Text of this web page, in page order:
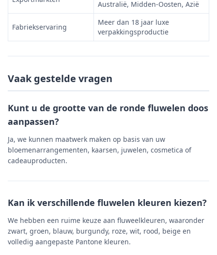
Australië, Midden-Oosten, Azië
Fabriekservaring
Meer dan 18 jaar luxe
verpakkingsproductie
Vaak gestelde vragen
Kunt u de grootte van de ronde fluwelen doos
aanpassen?
Ja, we kunnen maatwerk maken op basis van uw
bloemenarrangementen, kaarsen, juwelen, cosmetica of
cadeauproducten.
Kan ik verschillende fluwelen kleuren kiezen?
We hebben een ruime keuze aan fluweelkleuren, waaronder
zwart, groen, blauw, burgundy, roze, wit, rood, beige en
volledig aangepaste Pantone kleuren.